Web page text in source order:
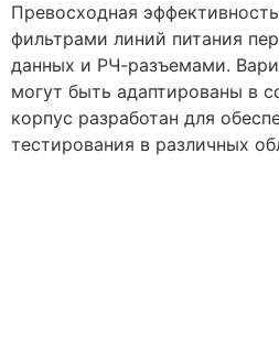
Превосходная
фильтрами линий питания
данных и РЧ-разъемами.
могут быть адаптированы в
корпус разработан для
тестирования в различных